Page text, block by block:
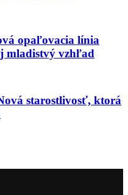
opaľovacia línia
mladistvý vzhľad
starostlivosť, ktorá